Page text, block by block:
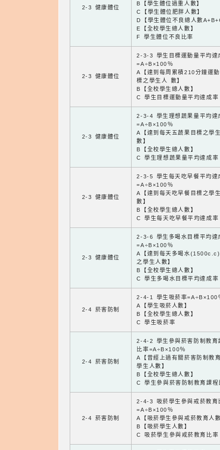
2-3 健康體位
B【學生體位過重人數】
C【學生體位肥胖人數】
D【學生體位不良總人數
E【全校學生總人數】
F 學生體位不良比率
2-3 健康體位
2-3-3 學生目標運動量平均達
=A÷B×100％
A【達到每周累積210分鐘運
標之學生人 數】
B【全校學生總人數】
C 學生目標運動量平均達成率
2-3 健康體位
2-3-4 學生理想蔬果量平均達
=A÷B×100％
A【達到每天五蔬果目標之學
數】
B【全校學生總人數】
C 學生理想蔬果量平均達成率
2-3 健康體位
2-3-5 學生每天吃早餐平均達
=A÷B×100％
A【達到每天吃早餐目標之學
數】
B【全校學生總人數】
C 學生每天吃早餐平均達成率
2-3 健康體位
2-3-6 學生多喝水目標平均達
=A÷B×100％
A【達到每天多喝水
之學生人數】
B【全校學生總人數】
C 學生多喝水目標平均達成率
2-4 菸害防制
2-4-1 學生吸菸率=A÷B×100
A【學生吸菸人數】
B【全校學生總人數】
C 學生吸菸率
2-4 菸害防制
2-4-2 學生參與菸害防制教育
比率=A÷B×100％
A【曾經上過有關菸害防制教
學生人數】
B【全校學生總人數】
C 學生參與菸害防制教育課程
2-4 菸害防制
2-4-3 吸菸學生參與戒菸教育
=A÷B×100％
A【吸菸學生參與戒菸教育人
B【吸菸學生人數】
C 吸菸學生參與戒菸教育比率